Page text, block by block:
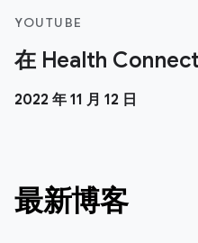
YOUTUBE
在 Health
2022 年 11 月 12 日
最新博客